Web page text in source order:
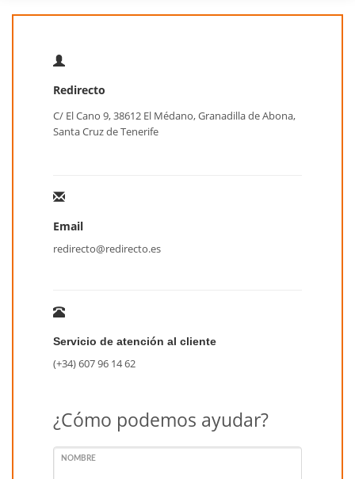
Redirecto
C/ El Cano 9, 38612 El Médano, Granadilla de Abona,
Santa Cruz de Tenerife
Email
redirecto@redirecto.es
Servicio de atención al cliente
(+34) 607 96 14 62
¿Cómo podemos ayudar?
NOMBRE